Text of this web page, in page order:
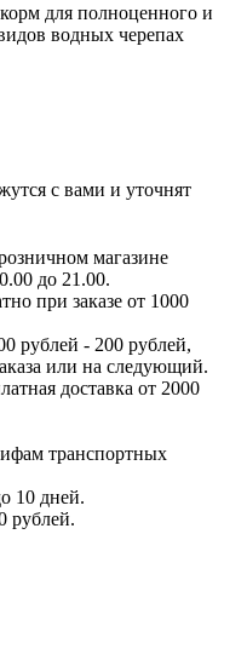
для полноценного и
водных черепах
с вами и уточнят
магазине
до 21.00.
при заказе от 1000
рублей - 200 рублей,
или на следующий.
доставка от 2000
транспортных
10 дней.
рублей.